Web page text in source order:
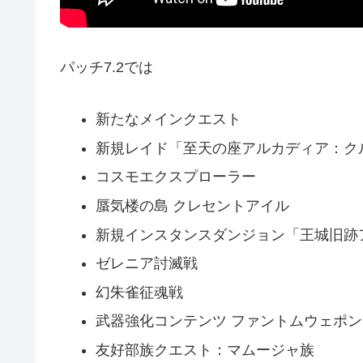
パッチ7.2では
新たなメインクエスト
新規レイド「至天の座アルカディア：ク
コスモエクスプローラー
蜃気楼の島 クレセントアイル
新規インスタンスダンジョン「王城旧跡
ゼレニア討滅戦
幻朱雀征魂戦
武器強化コンテンツ ファントムウェポン
友好部族クエスト：マムージャ族